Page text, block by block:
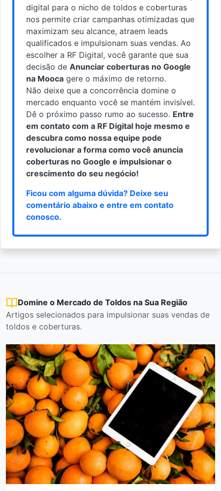
digital para o nicho de toldos e coberturas
nos permite criar campanhas otimizadas que
maximizam seu alcance, atraem leads
qualificados e impulsionam suas vendas. Ao
escolher a RF Digital, você garante que sua
decisão de Anunciar coberturas no Google
na Mooca gere o máximo de retorno.
Não deixe que a concorrência domine o
mercado enquanto você se mantém invisível.
Dê o próximo passo rumo ao sucesso. Entre
em contato com a RF Digital hoje mesmo e
descubra como nossa equipe pode
revolucionar a forma como você anuncia
coberturas no Google e impulsionar o
crescimento do seu negócio!
Ficou com alguma dúvida? Deixe seu
comentário abaixo e entre em contato
conosco.
Domine o Mercado de Toldos na Sua Região
Artigos selecionados para impulsionar suas vendas de
toldos e coberturas.